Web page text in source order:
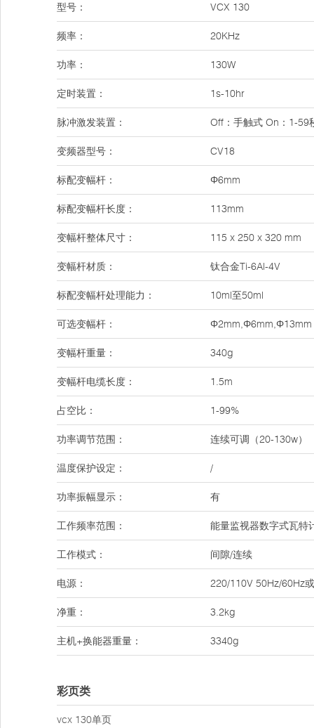
型号： VCX 130
频率： 20KHz
功率： 130W
定时装置： 1s-10hr
脉冲激发装置： Off：手触式 On：1-59
变频器型号： CV18
标配变幅杆： Φ6mm
标配变幅杆长度： 113mm
变幅杆整体尺寸： 115 x 250 x 320 mm
变幅杆材质： 钛合金Ti-6Al-4V
标配变幅杆处理能力： 10ml至50ml
可选变幅杆： Φ2mm,Φ6mm,Φ13mm
变幅杆重量： 340g
变幅杆电缆长度： 1.5m
占空比： 1-99%
功率调节范围： 连续可调（20-130w）
温度保护设定： /
功率振幅显示： 有
工作频率范围： 能量监视器数字式瓦特
工作模式： 间隙/连续
电源： 220/110V 50Hz/60Hz
净重： 3.2kg
主机+换能器重量： 3340g
彩页类
vcx 130单页